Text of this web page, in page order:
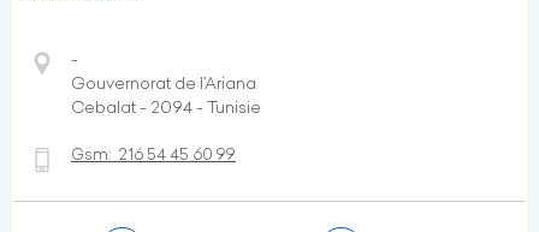
-
Gouvernorat de l’Ariana
Cebalat - 2094 - Tunisie
Gsm: 216 54 45 60 99